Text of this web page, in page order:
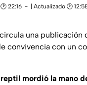
22:16
| Actualizado 🕑
una
convivencia con un
reptil mordió la mano